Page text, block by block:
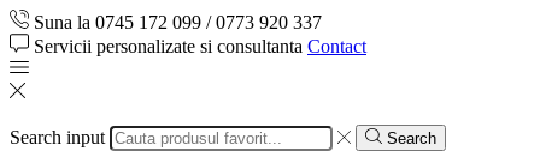
Suna la 0745 172 099 / 0773 920 337
Servicii personalizate si consultanta Contact
Search input Search